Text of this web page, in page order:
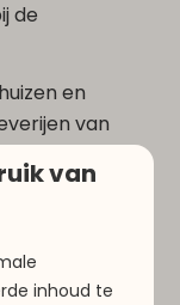
de
en
van
en
kunnen
de streek,
van
inhoud te